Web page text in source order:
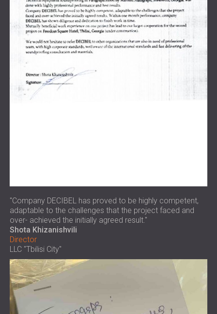
"Company DECIBEL has proved to be highly competent,
adaptable to the challenges that the project faced and
over- achieved the initially agreed result."
Shota Khizanishvili
Director
LLC "Tbilisi City"